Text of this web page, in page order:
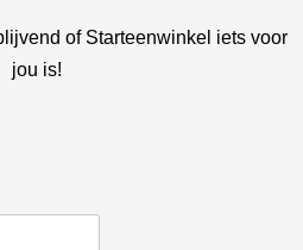
of Starteenwinkel iets voor
jou is!